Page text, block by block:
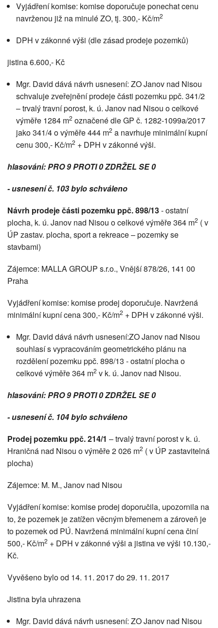
Vyjádření komise: komise doporučuje ponechat cenu
navrženou již na minulé ZO, tj. 300,- Kč/m2
DPH v zákonné výši (dle zásad prodeje pozemků)
jistina 6.600,- Kč
Mgr. David dává návrh usnesení: ZO Janov nad Nisou
schvaluje zveřejnění prodeje části pozemku ppč. 341/2
– trvalý travní porost, k. ú. Janov nad Nisou o celkové
výměře 1284 m2 označené dle GP č. 1282-1099a/2017
jako 341/4 o výměře 444 m2 a navrhuje minimální kupní
cenu 300,- Kč/m2 + DPH v zákonné výši.
hlasování: PRO 9 PROTI 0 ZDRŽEL SE 0
- usnesení č. 103 bylo schváleno
Návrh prodeje části pozemku ppč. 898/13- ostatní
plocha, k. ú. Janov nad Nisou o celkové výměře 364 m2 ( v
ÚP zastav. plocha, sport a rekreace – pozemky se
stavbami)
Zájemce: MALLA GROUP s.r.o., Vnější 878/26, 141 00
Praha
Vyjádření komise: komise prodej doporučuje. Navržená
minimální kupní cena 300,- Kč/m2 + DPH v zákonné výši.
Mgr. David dává návrh usnesení:ZO Janov nad Nisou
souhlasí s vypracováním geometrického plánu na
rozdělení pozemku ppč. 898/13 - ostatní plocha o
celkové výměře 364 m2 v k. ú. Janov nad Nisou.
hlasování: PRO 9 PROTI 0 ZDRŽEL SE 0
- usnesení č. 104 bylo schváleno
Prodej pozemku ppč. 214/1 – trvalý travní porost v k. ú.
Hraničná nad Nisou o výměře 2 026 m2 ( v ÚP zastavitelná
plocha)
Zájemce: M. M., Janov nad Nisou
Vyjádření komise: komise prodej doporučila, upozornila na
to, že pozemek je zatížen věcným břemenem a zároveň je
to pozemek od PÚ. Navržená minimální kupní cena činí
500,- Kč/m2 + DPH v zákonné výši a jistina ve výši 10.130,-
Kč.
Vyvěšeno bylo od 14. 11. 2017 do 29. 11. 2017
Jistina byla uhrazena
Mgr. David dává návrh usnesení: ZO Janov nad Nisou